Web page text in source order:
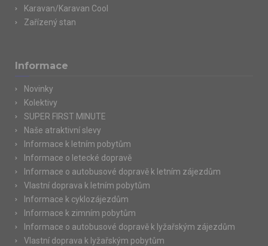
Karavan/Karavan Cool
Zařízený stan
Informace
Novinky
Kolektivy
SUPER FIRST MINUTE
Naše atraktivní slevy
Informace k letním pobytům
Informace o letecké dopravě
Informace o autobusové dopravě k letním zájezdům
Vlastní doprava k letním pobytům
Informace k cyklozájezdům
Informace k zimním pobytům
Informace o autobusové dopravě k lyžařským zájezdům
Vlastní doprava k lyžařským pobytům